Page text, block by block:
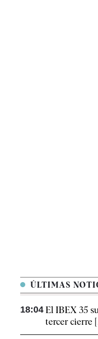
ÚLTIMAS
18:04 El IBEX 35
tercer cierre